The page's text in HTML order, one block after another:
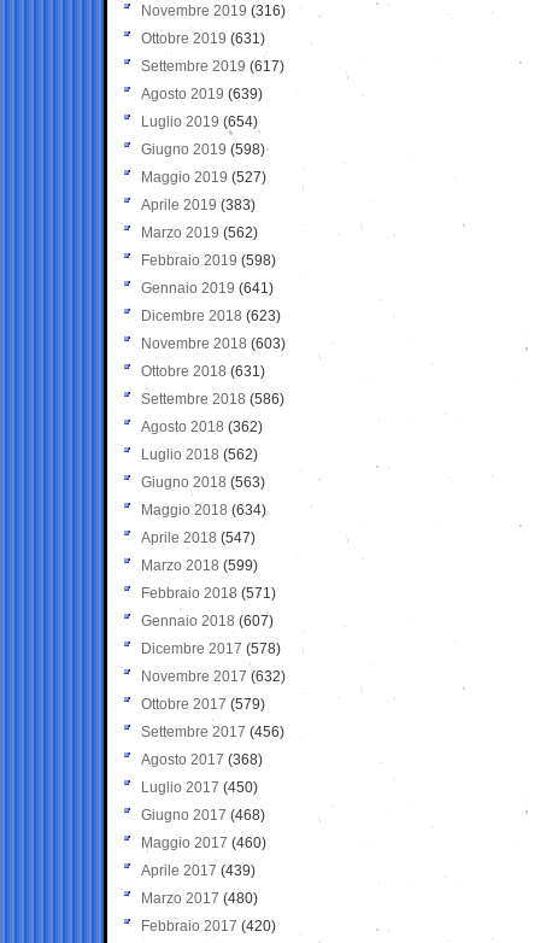
Novembre 2019 (316)
Ottobre 2019 (631)
Settembre 2019 (617)
Agosto 2019 (639)
Luglio 2019 (654)
Giugno 2019 (598)
Maggio 2019 (527)
Aprile 2019 (383)
Marzo 2019 (562)
Febbraio 2019 (598)
Gennaio 2019 (641)
Dicembre 2018 (623)
Novembre 2018 (603)
Ottobre 2018 (631)
Settembre 2018 (586)
Agosto 2018 (362)
Luglio 2018 (562)
Giugno 2018 (563)
Maggio 2018 (634)
Aprile 2018 (547)
Marzo 2018 (599)
Febbraio 2018 (571)
Gennaio 2018 (607)
Dicembre 2017 (578)
Novembre 2017 (632)
Ottobre 2017 (579)
Settembre 2017 (456)
Agosto 2017 (368)
Luglio 2017 (450)
Giugno 2017 (468)
Maggio 2017 (460)
Aprile 2017 (439)
Marzo 2017 (480)
Febbraio 2017 (420)